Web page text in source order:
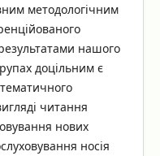
методологічним
нашого
доцільним є
читання
нових
носія